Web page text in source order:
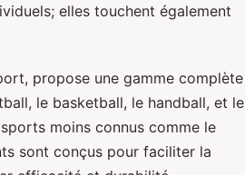
elles touchent également
propose une gamme complète
le basketball, le handball, et le
moins connus comme le
sont conçus pour faciliter la